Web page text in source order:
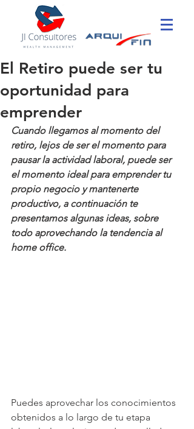
El Retiro puede ser tu
oportunidad para
emprender
Cuando llegamos al momento del
retiro, lejos de ser el momento para
pausar la actividad laboral, puede ser
el momento ideal para emprender tu
propio negocio y mantenerte
productivo, a continuación te
presentamos algunas ideas, sobre
todo aprovechando la tendencia al
home office.
Puedes aprovechar los conocimientos
obtenidos a lo largo de tu etapa